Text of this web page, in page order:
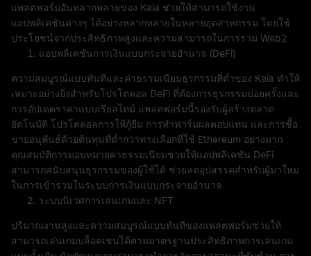
แพลตฟอร์มอันหลากหลายของ Kaia ช่วยให้สามารถใช้งาน
แอปพลิเคชันต่างๆ ได้อย่างหลากหลายในหลายอุตสาหกรรม โดยใช้
ประโยชน์จากประสิทธิภาพสูงและความสามารถในการรวม Web2
แอปพลิเคชันการเงินแบบกระจายอำนาจ (DeFi)
ความสมบูรณ์แบบทันทีและค่าธรรมเนียมธุรกรรมที่ต่ำของ Kaia ทำให้
เหมาะอย่างยิ่งสำหรับโปรโตคอล DeFi ที่ต้องการธุรกรรมบ่อยครั้งและ
การอัปเดตราคาแบบเรียลไทม์ แพลตฟอร์มนี้รองรับผู้สร้างตลาด
อัตโนมัติ โปรโตคอลการให้กู้ยืม การทำฟาร์มผลตอบแทน และการซื้อ
ขายอนุพันธ์ด้วยต้นทุนที่ต่ำกว่าทางเลือกที่ใช้ Ethereum อย่างมาก
คุณสมบัติการมอบหมายค่าธรรมเนียมช่วยให้แอปพลิเคชัน DeFi
สามารถสนับสนุนธุรกรรมของผู้ใช้ได้ ช่วยลดอุปสรรคสำหรับผู้มาใหม่
ในการเข้าร่วมในระบบการเงินแบบกระจายอำนาจ
ระบบนิเวศการเล่นเกมและ NFT
ปริมาณงานสูงและความสมบูรณ์แบบทันทีของแพลตฟอร์มช่วยให้
สามารถเล่นเกมบล็อคเชนได้ตามมาตรฐานประสิทธิภาพการเล่นเกม